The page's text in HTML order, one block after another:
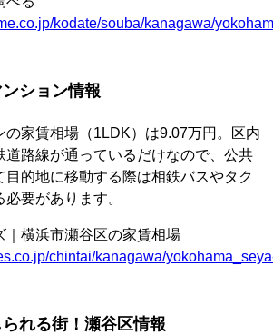
kodate/souba/kanagawa/
ション情報
の家賃相場（1LDK）は9.07万円。区内
道路線が通っているだけなので、公共
目的地に移動する際は相鉄バスやタク
要があります。
横浜市瀬谷区の家賃相場
chintai/kanagawa/
れる街！瀬谷区情報